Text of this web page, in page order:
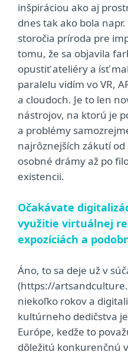
inšpiráciou ako aj
dnes tak ako bola
storočia príroda pre
tomu, že sa objavila
opustiť ateliéry a ísť
paralelu vidím vo VR,
a cloudoch. Je to len
nástrojov, na ktorú je
a problémy
najrôznejších zákutí
osobné drámy až po
existencii.
Očakávate
využitie virtuálnej
expozíciách a
Áno, to sa deje už v
(https://
niekoľko rokov a
kultúrneho dedičstva
Európe, kedže to
dôležitú konkurenčnú